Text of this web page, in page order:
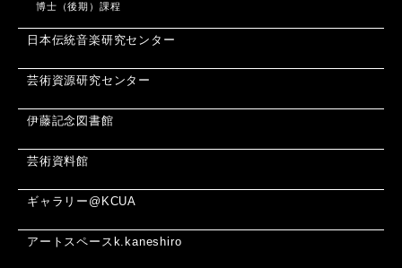
博士（後期）課程
日本伝統音楽研究センター
芸術資源研究センター
伊藤記念図書館
芸術資料館
ギャラリー@KCUA
アートスペースk.kaneshiro